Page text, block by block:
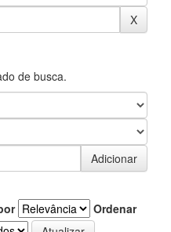
de busca.
Ordenar